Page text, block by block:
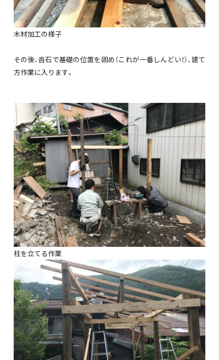
木材加工の様子
その後、沓石で基礎の位置を固め（これが一番しんどい！）、建て
方作業に入ります。
柱を立てる作業